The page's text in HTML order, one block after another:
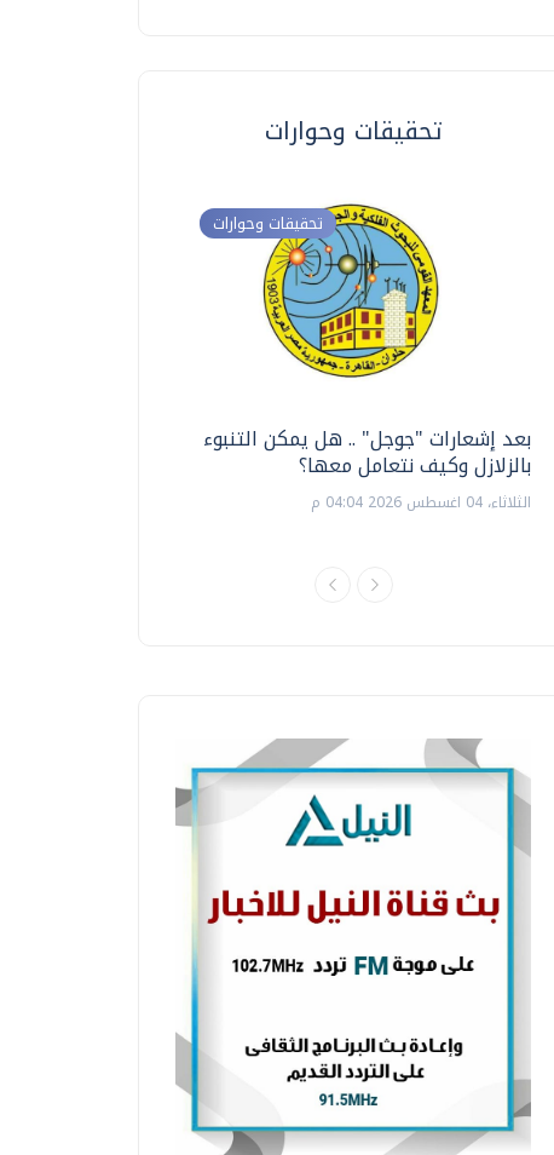
تحقيقات وحوارات
تحقيقات وحوارات
بعد إشعارات "جوجل" .. هل يمكن التنبوء
بالزلازل وكيف نتعامل معها؟
الثلاثاء، 04 اغسطس 2026 04:04 م